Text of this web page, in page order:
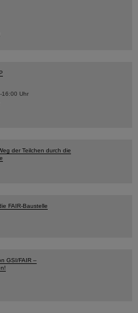
16:00 Uhr
der Teilchen durch die
FAIR-Baustelle
GSI/FAIR –